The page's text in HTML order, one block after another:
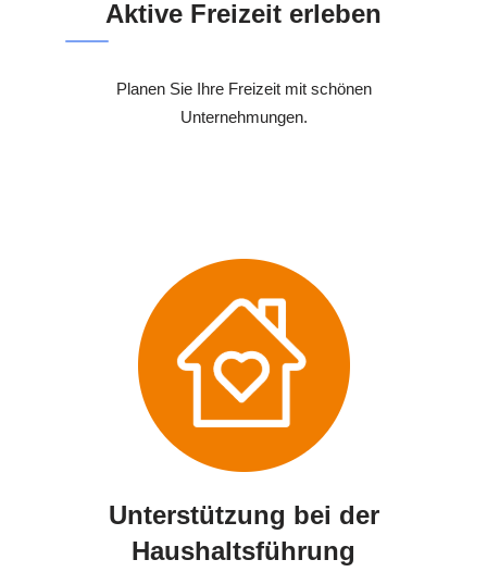
Aktive Freizeit erleben
Planen Sie Ihre Freizeit mit schönen
Unternehmungen.
Unterstützung bei der
Haushaltsführung